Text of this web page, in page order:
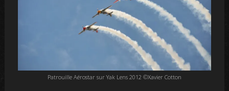
Patrouille Aérostar sur Yak Lens 2012 ©Xavier Cotton